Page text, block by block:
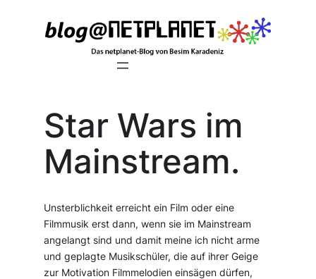
Star Wars im
Mainstream.
Unsterblichkeit erreicht ein Film oder eine
Filmmusik erst dann, wenn sie im Mainstream
angelangt sind und damit meine ich nicht arme
und geplagte Musikschüler, die auf ihrer Geige
zur Motivation Filmmelodien einsägen dürfen,